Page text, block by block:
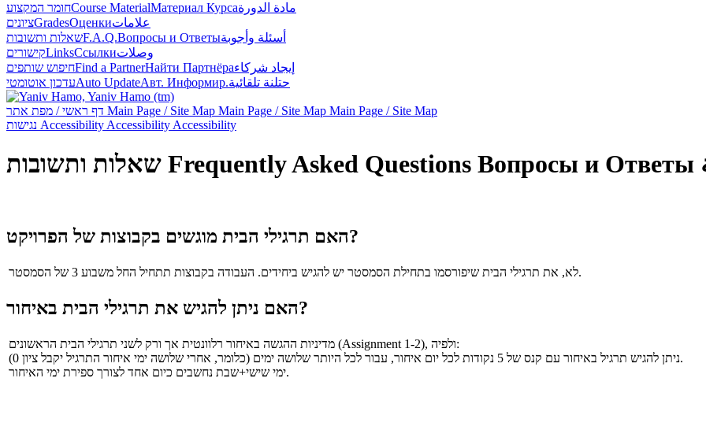
חומר המקצועCourse MaterialМатериал Курсаمادة الدورة
ציוניםGradesОценкиعلامات
שאלות ותשובותF.A.Q.Вопросы и Ответыأسئلة وأجوبة
קישוריםLinksСсылкиوصلات
חיפוש שותפיםFind a PartnerНайти Партнёраإيجاد شركاء
עדכון אוטומטיAuto UpdateАвт. Информир.حتلنة تلقائية
Main Page / Site Map Main Page / Site Map Main Page / Site Map
Accessibility Accessibility Accessibility
שאלות ותשובות Frequently Asked Questions Вопросы и Ответы
האם תרגילי הבית מוגשים בקבוצות של הפרויקט?
לא, את תרגילי הבית שיפורסמו בתחילת הסמסטר יש להגיש ביחידים. העבודה בקבוצות תתחיל החל משבוע 3 של הסמסטר.
האם ניתן להגיש את תרגילי הבית באיחור?
מדיניות ההגשה באיחור רלוונטית אך ורק לשני תרגילי הבית הראשונים (Assignment 1-2), ולפיה:
ניתן להגיש תרגיל באיחור עם קנס של 5 נקודות לכל יום איחור, עבור לכל היותר שלושה ימים (כלומר, אחרי שלושה ימי איחור התרגיל יקבל ציון 0).
ימי שישי+שבת נחשבים כיום אחד לצורך ספירת ימי האיחור.